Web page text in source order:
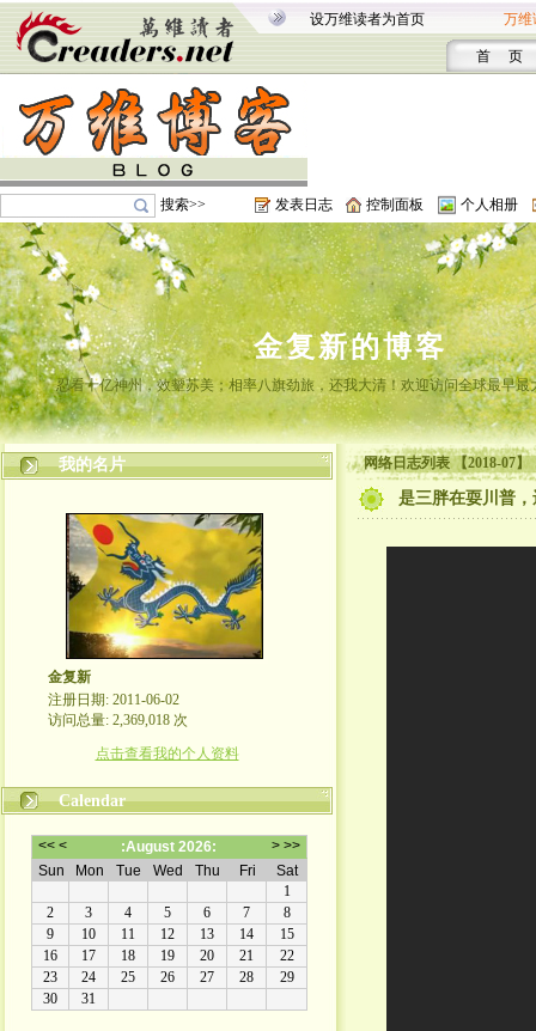
设万维读者为首页 万维
首 页
搜索>> 发表日志 控制面板 个人相册
金复新的博客
忍看十亿神州，效颦苏美；相率八旗劲旅，还我大清！欢迎访问全球最早最
我的名片
金复新
注册日期: 2011-06-02
访问总量: 2,369,018 次
点击查看我的个人资料
Calendar
网络日志列表 【2018-07】
是三胖在耍川普